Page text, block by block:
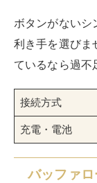
ボタンがないシ
利き手を選びま
ているなら過不
接続方式
充電・電池
バッファ